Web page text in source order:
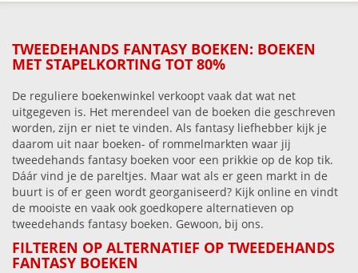
TWEEDEHANDS FANTASY BOEKEN: BOEKEN
MET STAPELKORTING TOT 80%
De reguliere boekenwinkel verkoopt vaak dat wat net
uitgegeven is. Het merendeel van de boeken die geschreven
worden, zijn er niet te vinden. Als fantasy liefhebber kijk je
daarom uit naar boeken- of rommelmarkten waar jij
tweedehands fantasy boeken voor een prikkie op de kop tik.
Dáár vind je de pareltjes. Maar wat als er geen markt in de
buurt is of er geen wordt georganiseerd? Kijk online en vindt
de mooiste en vaak ook goedkopere alternatieven op
tweedehands fantasy boeken. Gewoon, bij ons.
FILTEREN OP ALTERNATIEF OP TWEEDEHANDS
FANTASY BOEKEN